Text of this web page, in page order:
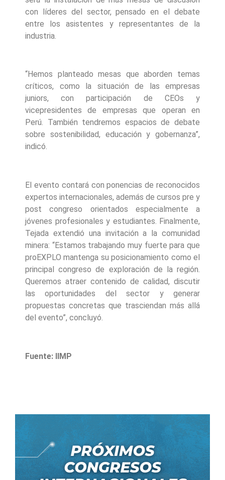
con líderes del sector, pensado en el debate
entre los asistentes y representantes de la
industria.
“Hemos planteado mesas que aborden temas
críticos, como la situación de las empresas
juniors, con participación de CEOs y
vicepresidentes de empresas que operan en
Perú. También tendremos espacios de debate
sobre sostenibilidad, educación y gobernanza”,
indicó.
El evento contará con ponencias de reconocidos
expertos internacionales, además de cursos pre y
post congreso orientados especialmente a
jóvenes profesionales y estudiantes. Finalmente,
Tejada extendió una invitación a la comunidad
minera: “Estamos trabajando muy fuerte para que
proEXPLO mantenga su posicionamiento como el
principal congreso de exploración de la región.
Queremos atraer contenido de calidad, discutir
las oportunidades del sector y generar
propuestas concretas que trasciendan más allá
del evento”, concluyó.
Fuente: IIMP